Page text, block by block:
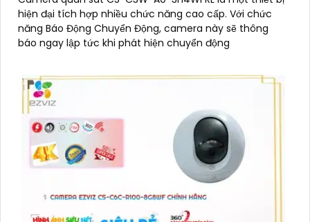
hiện đại tích hợp nhiều chức năng cao cấp. Với chức
năng Báo Động Chuyển Động, camera này sẽ thông
báo ngay lập tức khi phát hiện chuyển động